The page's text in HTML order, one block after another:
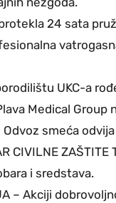
24 sata
UKC-a
Medical Group
Odvoz smeća
CIVILNE
i sredstava.
– Akciji